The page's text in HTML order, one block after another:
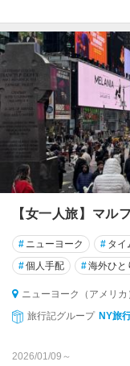
【女一人旅】マル
# ニューヨーク # タイ
#個人手配 #海外ひと
ニューヨーク（アメリカ
旅行記グループ NY旅
2026/01/09～